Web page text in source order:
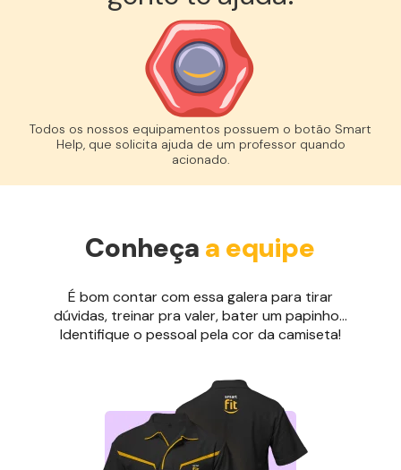
Todos os nossos equipamentos possuem o botão Smart
Help, que solicita ajuda de um professor quando
acionado.
Conheça a equipe
É bom contar com essa galera para tirar
dúvidas, treinar pra valer, bater um papinho...
Identifique o pessoal pela cor da camiseta!